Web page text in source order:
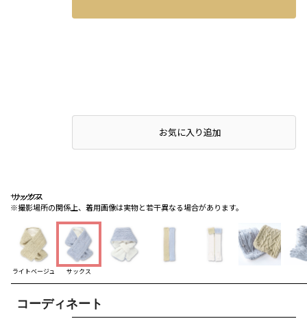
サックス
※撮影場所の関係上、着用画像は実物と若干異なる場合があります。
サックス
サックス
ライトベージュ サックス
コーディネート
店頭在庫を確認するお気に入り追加